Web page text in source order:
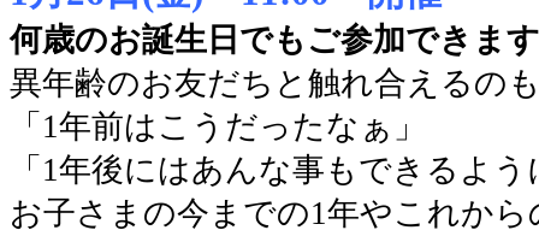
何歳のお誕生日でもご参加できま
異年齢のお友だちと触れ合えるの
「1年前はこうだったなぁ」
「1年後にはあんな事もできるよ
お子さまの今までの1年やこれか